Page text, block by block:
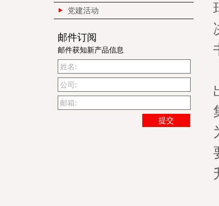
党建活动
邮件订阅
邮件获知新产品信息
姓名:
公司:
邮箱: